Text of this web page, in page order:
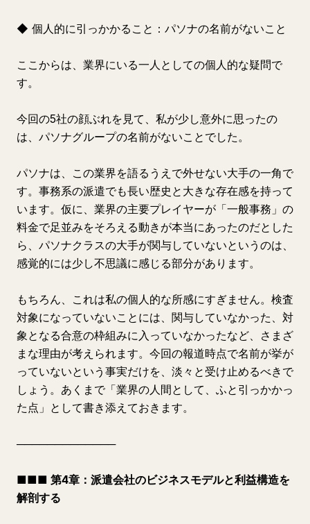
◆ 個人的に引っかかること：パソナの名前がないこと
ここからは、業界にいる一人としての個人的な疑問で
す。
今回の5社の顔ぶれを見て、私が少し意外に思ったの
は、パソナグループの名前がないことでした。
パソナは、この業界を語るうえで外せない大手の一角で
す。事務系の派遣でも長い歴史と大きな存在感を持って
います。仮に、業界の主要プレイヤーが「一般事務」の
料金で足並みをそろえる動きが本当にあったのだとした
ら、パソナクラスの大手が関与していないというのは、
感覚的には少し不思議に感じる部分があります。
もちろん、これは私の個人的な所感にすぎません。検査
対象になっていないことには、関与していなかった、対
象となる合意の枠組みに入っていなかったなど、さまざ
まな理由が考えられます。今回の報道時点で名前が挙が
っていないという事実だけを、淡々と受け止めるべきで
しょう。あくまで「業界の人間として、ふと引っかかっ
た点」として書き添えておきます。
─────────────
■■■ 第4章：派遣会社のビジネスモデルと利益構造を
解剖する